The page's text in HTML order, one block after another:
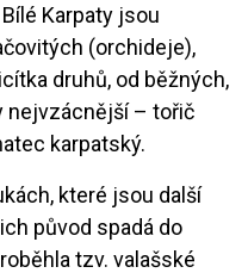
Karpaty jsou
(orchideje),
druhů, od běžných,
nejvzácnější – tořič
karpatský.
které jsou další
původ spadá do
tzv. valašské